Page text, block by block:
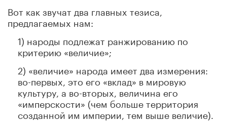
Вот как звучат два главных тезиса,
предлагаемых нам:
1) народы подлежат ранжированию по
критерию «величие»;
2) «величие» народа имеет два измерения:
во-первых, это его «вклад» в мировую
культуру, а во-вторых, величина его
«имперскости» (чем больше территория
созданной им империи, тем выше величие).